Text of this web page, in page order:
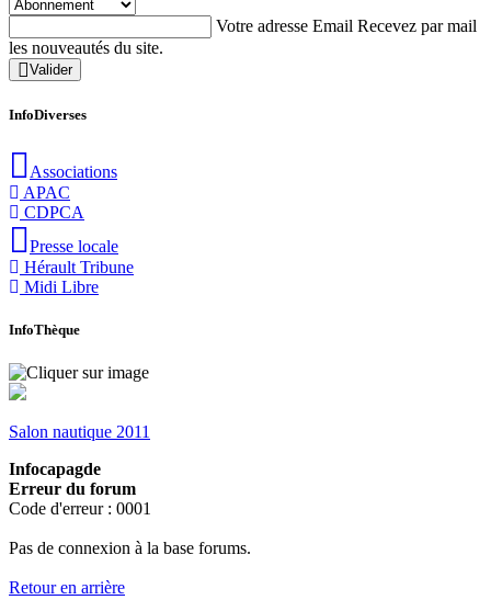
Votre adresse Email Recevez par mail
les nouveautés du site.
Valider
InfoDiverses
Associations
APAC
CDPCA
Presse locale
Hérault Tribune
Midi Libre
InfoThèque
Salon nautique 2011
Infocapagde
Erreur du forum
Code d'erreur : 0001
Pas de connexion à la base forums.
Retour en arrière